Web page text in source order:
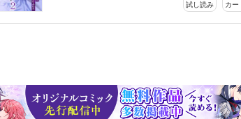
試し読み カー